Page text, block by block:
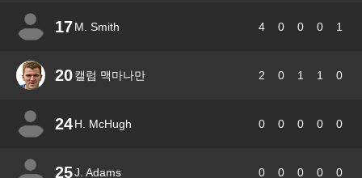
17M. Smith 4 0 0 0 1
20캘럼 맥마나만 2 0 1 1 0
24H. McHugh 0 0 0 0 0
25J. Adams 0 0 0 0 0